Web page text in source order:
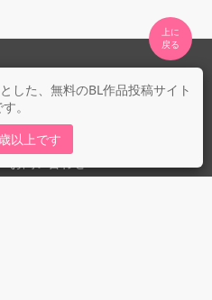
した、無料のBL作品投稿サイト
。
以上です
上に
fujossy運営ブログ